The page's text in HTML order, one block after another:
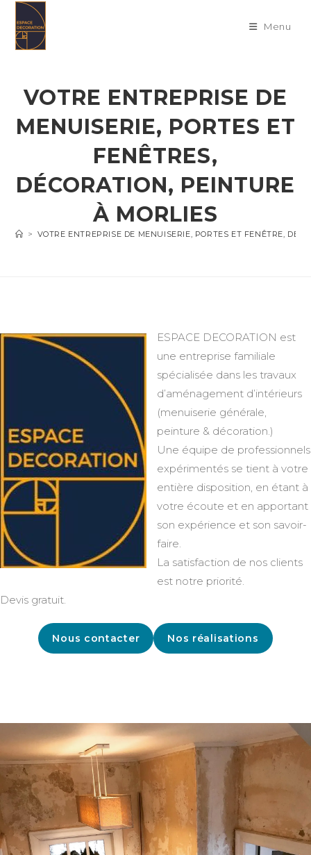
content
Menu
VOTRE ENTREPRISE DE
MENUISERIE, PORTES ET
FENÊTRES,
DÉCORATION, PEINTURE
À MORLIES
> VOTRE ENTREPRISE DE MENUISERIE, PORTES ET FENÊTRE,
ESPACE DECORATION est
une entreprise familiale
spécialisée dans les travaux
d’aménagement d’intérieurs
(menuiserie générale,
peinture & décoration.)
Une équipe de professionnels
expérimentés se tient à votre
entière disposition, en étant à
votre écoute et en apportant
son expérience et son savoir-
faire.
La satisfaction de nos clients
est notre priorité.
Devis gratuit.
Nous contacter Nos réalisations